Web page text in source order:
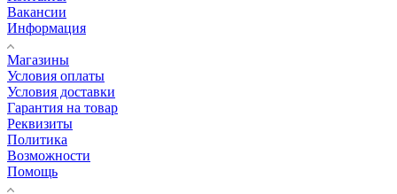
Вакансии
Информация
Магазины
Условия оплаты
Условия доставки
Гарантия на товар
Реквизиты
Политика
Возможности
Помощь